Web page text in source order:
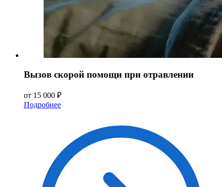
Вызов скорой помощи при отравлении
от 15 000 ₽
Подробнее